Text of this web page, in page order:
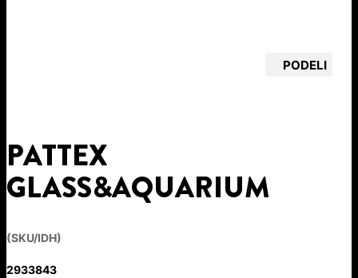
PODELI
PATTEX
GLASS&AQUARIUM
(SKU/IDH)
2933843